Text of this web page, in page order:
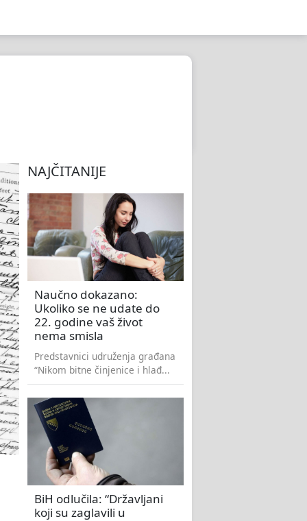
NAJČITANIJE
Naučno dokazano:
Ukoliko se ne udate do
22. godine vaš život
nema smisla
Predstavnici udruženja građana
“Nikom bitne činjenice i hlađ...
BiH odlučila: “Državljani
koji su zaglavili u